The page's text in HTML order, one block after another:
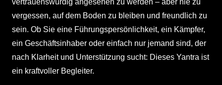
vergessen, auf dem Boden zu bleiben und freundlich zu
sein. Ob Sie eine Führungspersönlichkeit, ein Kämpfer,
ein Geschäftsinhaber oder einfach nur jemand sind, der
nach Klarheit und Unterstützung sucht: Dieses Yantra ist
ein kraftvoller Begleiter.